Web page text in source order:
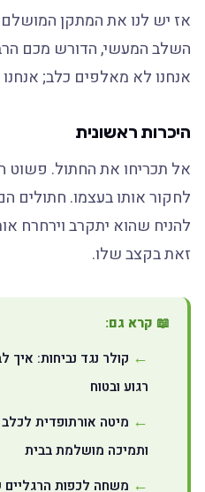
אז יש לנו את המתקן המושלם
השלב המעשי, הדורש מכם
אנחנו לא מאלפים כלב; אנחנו
היכרות ראשונית
אל תכריחו את החתול. פשוט
לחקור אותו בעצמו. חתולים
להניח שהוא יתקרב וירחרח
זאת בקצב שלו.
📖 קרא גם:
קולר נגד נביחות: איך
רגוע ובטוח
מיטה אורתופדית לכלב
ותמיכה מושלמת בבית
משחה לכפות הרגליים